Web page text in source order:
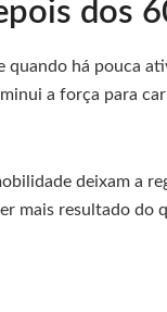
dos
quando há pouca
a força para
deixam a
mais resultado do